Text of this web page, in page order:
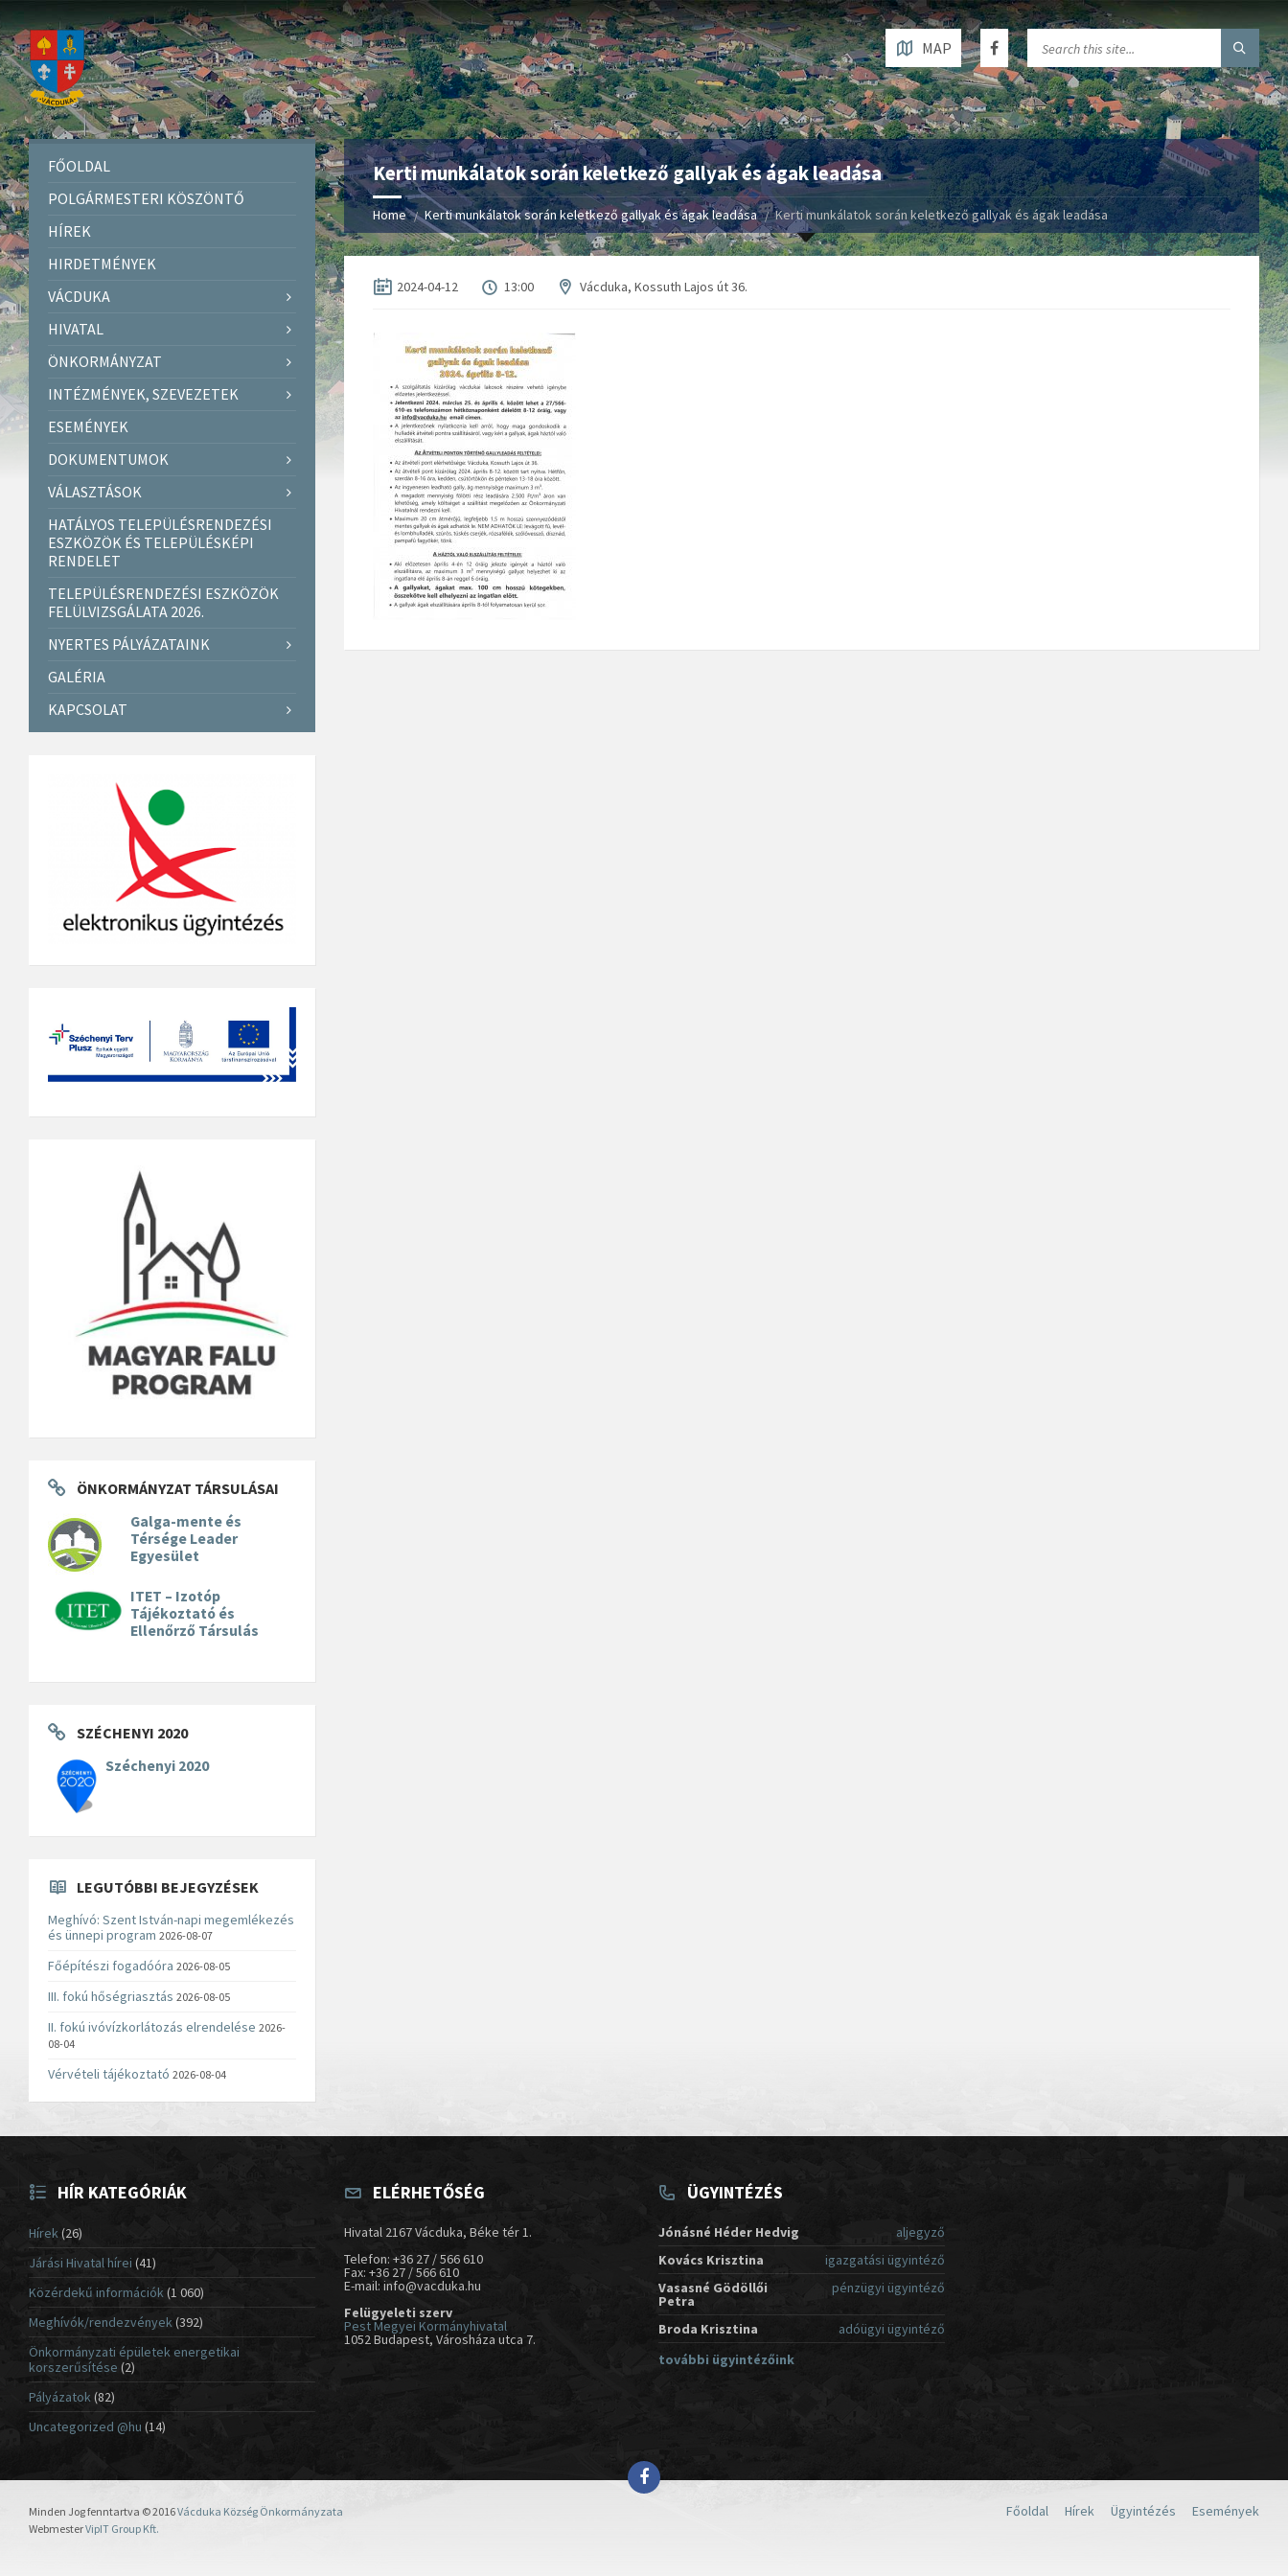
MAP
Kerti munkálatok során keletkező gallyak és ágak leadása
Home Kerti munkálatok során keletkező gallyak és ágak leadása Kerti munkálatok során keletkező gallyak és ágak leadása
2024-04-12 13:00 Vácduka, Kossuth Lajos út 36.
FŐOLDAL
POLGÁRMESTERI KÖSZÖNTŐ
HÍREK
HIRDETMÉNYEK
VÁCDUKA
HIVATAL
ÖNKORMÁNYZAT
INTÉZMÉNYEK, SZEVEZETEK
ESEMÉNYEK
DOKUMENTUMOK
VÁLASZTÁSOK
HATÁLYOS TELEPÜLÉSRENDEZÉSI
ESZKÖZÖK ÉS TELEPÜLÉSKÉPI
RENDELET
TELEPÜLÉSRENDEZÉSI ESZKÖZÖK
FELÜLVIZSGÁLATA 2026.
NYERTES PÁLYÁZATAINK
GALÉRIA
KAPCSOLAT
ÖNKORMÁNYZAT TÁRSULÁSAI
Galga-mente és
Térsége Leader
Egyesület
ITET – Izotóp
Tájékoztató és
Ellenőrző Társulás
SZÉCHENYI 2020
Széchenyi 2020
LEGUTÓBBI BEJEGYZÉSEK
Meghívó: Szent István-napi megemlékezés
és ünnepi program 2026-08-07
Főépítészi fogadóóra 2026-08-05
III. fokú hőségriasztás 2026-08-05
II. fokú ivóvízkorlátozás elrendelése 2026-
08-04
Vérvételi tájékoztató 2026-08-04
HÍR KATEGÓRIÁK
Hírek (26)
Járási Hivatal hírei (41)
Közérdekű információk(1 060)
Meghívók/rendezvények(392)
Önkormányzati épületek energetikai
korszerűsítése (2)
Pályázatok(82)
Uncategorized @hu (14)
ELÉRHETŐSÉG
Hivatal 2167 Vácduka, Béke tér 1.
Telefon: +36 27 / 566 610
Fax: +36 27 / 566 610
E-mail: info@vacduka.hu
Felügyeleti szerv
Pest Megyei Kormányhivatal
1052 Budapest, Városháza utca 7.
ÜGYINTÉZÉS
Jónásné Héder Hedvig
aljegyző
Kovács Krisztina
igazgatási ügyintéző
Vasasné Gödöllői
Petra
pénzügyi ügyintéző
Broda Krisztina
adóügyi ügyintéző
további ügyintézőink
Főoldal Hírek Ügyintézés Események
Minden Jog fenntartva © 2016Vácduka Község Önkormányzata
WebmesterVipIT Group Kft.